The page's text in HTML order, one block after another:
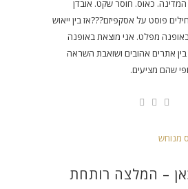
המדינה. כאוס. חוסר שקט. אובדן
פוסט על אסקפיזם???אז בין ייאוש
מפלט. אני מוצאת באופנה
אתרים אהובים ושואבת השראה
שהם מציעים.
– המלצה רותחת